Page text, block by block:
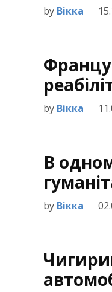
by Вікка
by Вікка
В
by Вікка